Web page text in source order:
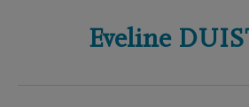
Eveline